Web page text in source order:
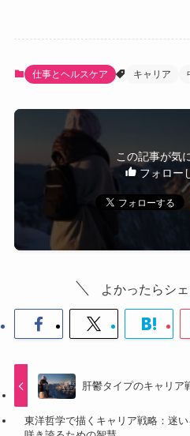
仕事とヘルスケア キャリア
この記事が気
フォロー
よかったらシ
肝鬱タイプのキャリア
東洋哲学で描くキャリア戦略：迷い